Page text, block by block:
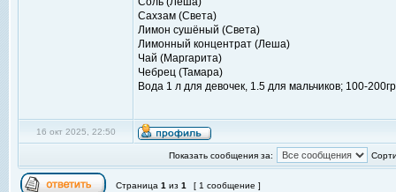
Сахзам (Света)
Лимон сушёный (Света)
Лимонный концентрат (Леша)
Чай (Маргарита)
Чебрец (Тамара)
Вода 1 л для девочек, 1.5 для мальчиков; 100-
16 окт 2025, 22:50
Показать сообщения за:
Страница 1 из 1 [ 1 сообщение ]